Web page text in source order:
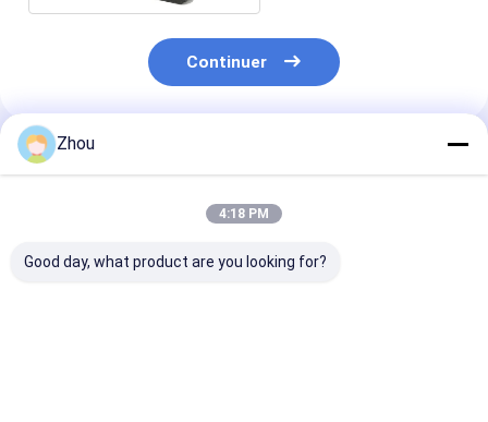
Continuer
Produits Recommandés
Zhou
4:18 PM
Good day, what product are you looking for?